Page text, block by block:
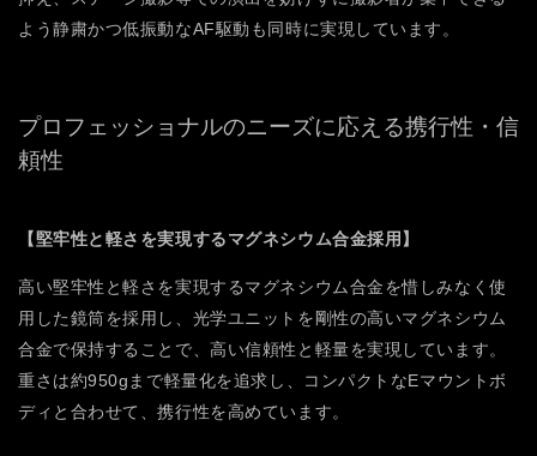
よう静粛かつ低振動なAF駆動も同時に実現しています。
プロフェッショナルのニーズに応える携行性・信
頼性
【堅牢性と軽さを実現するマグネシウム合金採用】
高い堅牢性と軽さを実現するマグネシウム合金を惜しみなく使
用した鏡筒を採用し、光学ユニットを剛性の高いマグネシウム
合金で保持することで、高い信頼性と軽量を実現しています。
重さは約950gまで軽量化を追求し、コンパクトなEマウントボ
ディと合わせて、携行性を高めています。